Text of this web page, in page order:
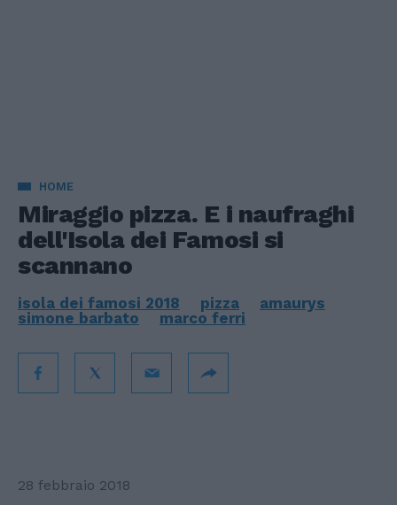
HOME
Miraggio pizza. E i naufraghi
dell'Isola dei Famosi si
scannano
isola dei famosi 2018 pizza
amaurys
simone barbato
marco ferri
28 febbraio 2018